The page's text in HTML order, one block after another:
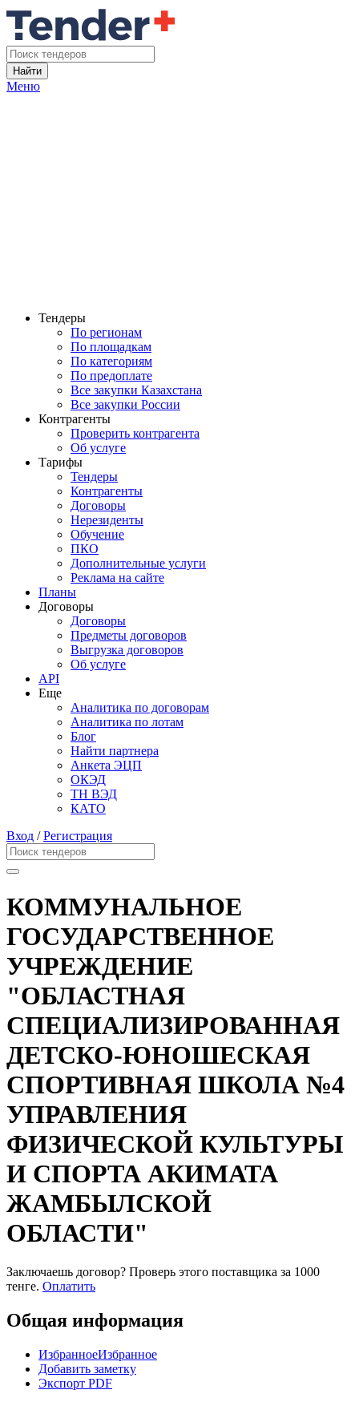
Найти
Меню
Тендеры
По регионам
По площадкам
По категориям
По предоплате
Все закупки Казахстана
Все закупки России
Контрагенты
Проверить контрагента
Об услуге
Тарифы
Тендеры
Контрагенты
Договоры
Нерезиденты
Обучение
ПКО
Дополнительные услуги
Реклама на сайте
Планы
Договоры
Договоры
Предметы договоров
Выгрузка договоров
Об услуге
API
Еще
Аналитика по договорам
Аналитика по лотам
Блог
Найти партнера
Анкета ЭЦП
ОКЭД
ТН ВЭД
КАТО
Вход /Регистрация
КОММУНАЛЬНОЕ
ГОСУДАРСТВЕННОЕ
УЧРЕЖДЕНИЕ
"ОБЛАСТНАЯ
СПЕЦИАЛИЗИРОВАННАЯ
ДЕТСКО-ЮНОШЕСКАЯ
СПОРТИВНАЯ ШКОЛА №4
УПРАВЛЕНИЯ
ФИЗИЧЕСКОЙ КУЛЬТУРЫ
И СПОРТА АКИМАТА
ЖАМБЫЛСКОЙ
ОБЛАСТИ"
Заключаешь договор? Проверь этого поставщика за 1000
тенге. Оплатить
Общая информация
ИзбранноеИзбранное
Добавить заметку
Экспорт PDF